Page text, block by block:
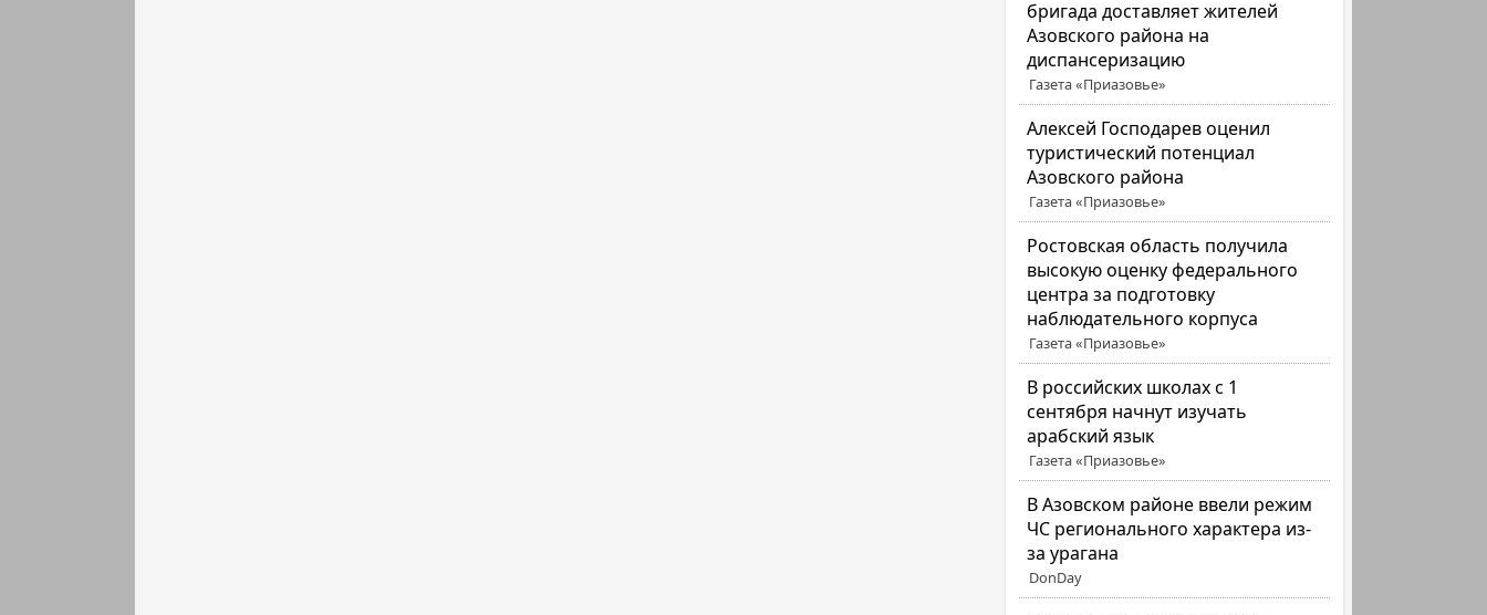
бригада доставляет жителей
Азовского района на
диспансеризацию
Газета «Приазовье»
Алексей Господарев оценил
туристический потенциал
Азовского района
Газета «Приазовье»
Ростовская область получила
высокую оценку федерального
центра за подготовку
наблюдательного корпуса
Газета «Приазовье»
В российских школах с 1
сентября начнут изучать
арабский язык
Газета «Приазовье»
В Азовском районе ввели режим
ЧС регионального характера из-
за урагана
DonDay